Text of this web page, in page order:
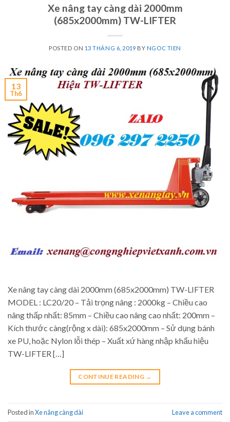
Xe nâng tay càng dài 2000mm
(685x2000mm) TW-LIFTER
POSTED ON 13 THÁNG 6, 2019 BY NGOC TIEN
13
Th6
Xe nâng tay càng dài 2000mm (685x2000mm) TW-LIFTER
MODEL : LC20/20 – Tải trọng nâng : 2000kg – Chiều cao
nâng thấp nhất: 85mm – Chiều cao nâng cao nhất: 200mm –
Kích thước càng(rộng x dài): 685x2000mm – Sử dụng bánh
xe PU, hoặc Nylon lỗi thép – Xuất xứ hàng nhập khẩu hiệu
TW-LIFTER […]
CONTINUE READING →
Posted inXe nâng càng dài Leave a comment